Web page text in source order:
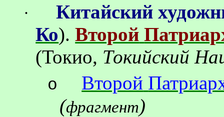
·
Китайский
Ко).Второй
(Токио, Токийский
o Второй
(фрагмент)